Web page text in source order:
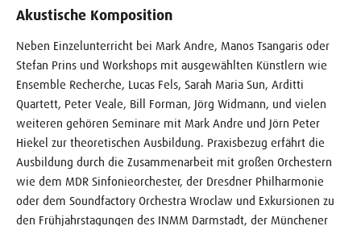
Akustische Komposition
Neben Einzelunterricht bei Mark Andre, Manos Tsangaris oder
Stefan Prins und Workshops mit ausgewählten Künstlern wie
Ensemble Recherche, Lucas Fels, Sarah Maria Sun, Arditti
Quartett, Peter Veale, Bill Forman, Jörg Widmann, und vielen
weiteren gehören Seminare mit Mark Andre und Jörn Peter
Hiekel zur theoretischen Ausbildung. Praxisbezug erfährt die
Ausbildung durch die Zusammenarbeit mit großen Orchestern
wie dem MDR Sinfonieorchester, der Dresdner Philharmonie
oder dem Soundfactory Orchestra Wroclaw und Exkursionen zu
den Frühjahrstagungen des INMM Darmstadt, der Münchener